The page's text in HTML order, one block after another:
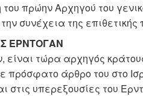
του πρώην Αρχηγού του
συνέχεια της
ΕΡΝΤΟΓΑΝ
είναι τώρα αρχηγός
πρόσφατο άρθρο του στο
στις υπερεξουσίες του